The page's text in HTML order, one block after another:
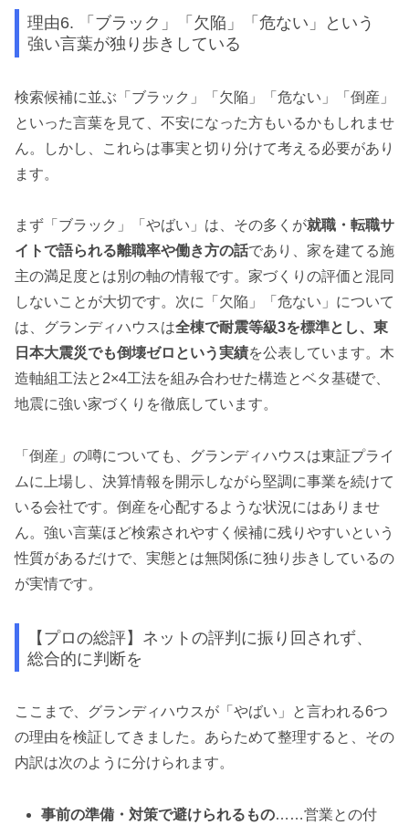
理由6. 「ブラック」「欠陥」「危ない」という
強い言葉が独り歩きしている
検索候補に並ぶ「ブラック」「欠陥」「危ない」「倒産」
といった言葉を見て、不安になった方もいるかもしれませ
ん。しかし、これらは事実と切り分けて考える必要があり
ます。
まず「ブラック」「やばい」は、その多くが就職・転職サ
イトで語られる離職率や働き方の話であり、家を建てる施
主の満足度とは別の軸の情報です。家づくりの評価と混同
しないことが大切です。次に「欠陥」「危ない」について
は、グランディハウスは全棟で耐震等級3を標準とし、東
日本大震災でも倒壊ゼロという実績を公表しています。木
造軸組工法と2×4工法を組み合わせた構造とベタ基礎で、
地震に強い家づくりを徹底しています。
「倒産」の噂についても、グランディハウスは東証プライ
ムに上場し、決算情報を開示しながら堅調に事業を続けて
いる会社です。倒産を心配するような状況にはありませ
ん。強い言葉ほど検索されやすく候補に残りやすいという
性質があるだけで、実態とは無関係に独り歩きしているの
が実情です。
【プロの総評】ネットの評判に振り回されず、
総合的に判断を
ここまで、グランディハウスが「やばい」と言われる6つ
の理由を検証してきました。あらためて整理すると、その
内訳は次のように分けられます。
事前の準備・対策で避けられるもの……営業との付